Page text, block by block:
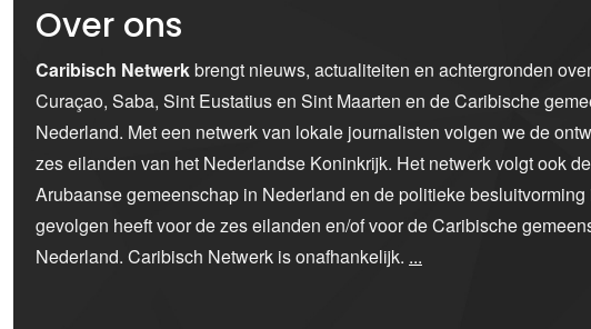
Over ons
Caribisch Netwerkbrengt nieuws, actualiteiten en achtergronden
Curaçao, Saba, Sint Eustatius en Sint Maarten en de Caribische
Nederland. Met een netwerk van lokale journalisten volgen we de
zes eilanden van het Nederlandse Koninkrijk. Het netwerk volgt ook
Arubaanse gemeenschap in Nederland en de politieke
gevolgen heeft voor de zes eilanden en/of voor de Caribische
Nederland. Caribisch Netwerk is onafhankelijk. ...